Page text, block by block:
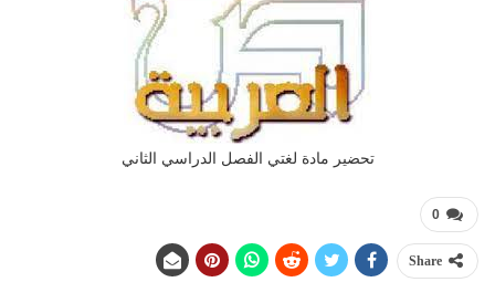
تحضير مادة لغتي الفصل الدراسي الثاني
0
Share